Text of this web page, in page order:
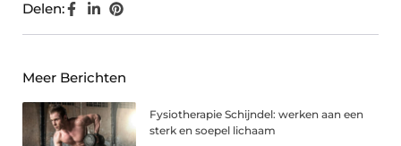
Delen:
Meer Berichten
Fysiotherapie Schijndel: werken aan een
sterk en soepel lichaam